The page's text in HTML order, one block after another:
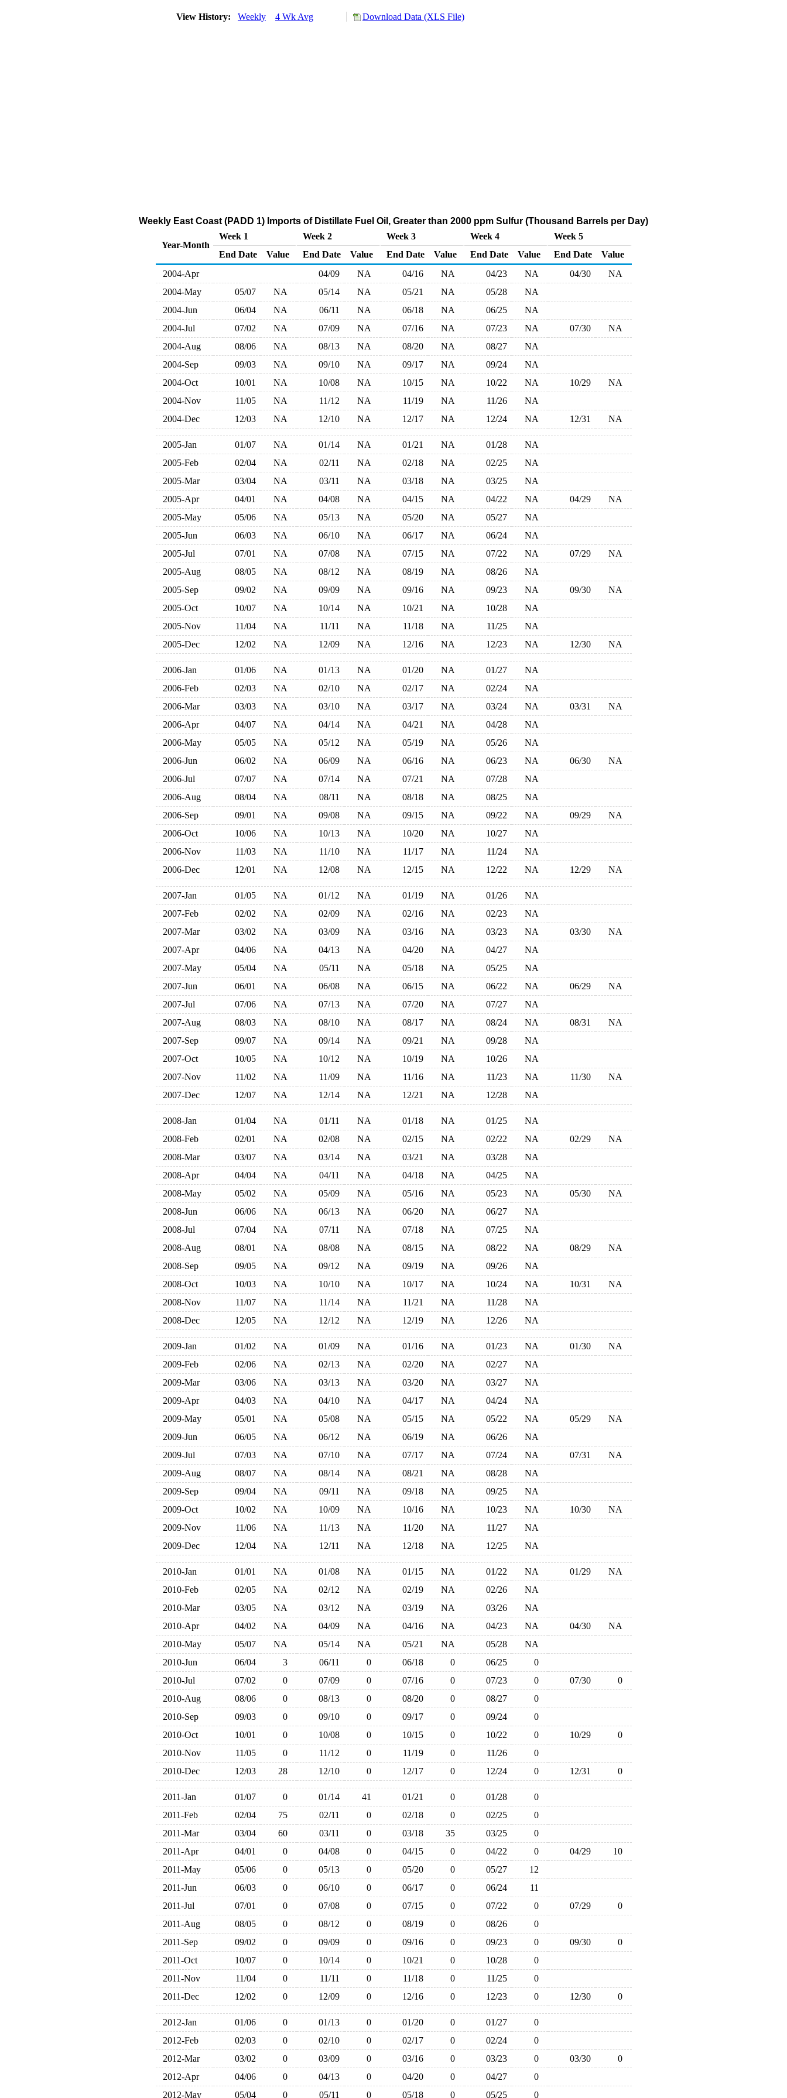
View History: Weekly 4 Wk Avg Download Data (XLS File)
Weekly East Coast (PADD 1) Imports of Distillate Fuel Oil, Greater than 2000 ppm Sulfur (Thousand Barrels per Day)
Year-Month
Week 1 Week 2 Week 3 Week 4
Week 5
End Date
Value End Date Value End Date Value End Date Value End Date
Value
2004-Apr
04/09 NA 04/16 NA 04/23 NA 04/30
NA
2004-May
05/07 NA 05/14 NA 05/21 NA 05/28
NA
2004-Jun
06/04 NA 06/11 NA 06/18 NA 06/25
NA
2004-Jul
07/02 NA 07/09 NA 07/16 NA 07/23 NA 07/30
NA
2004-Aug
08/06 NA 08/13 NA 08/20 NA 08/27
NA
2004-Sep
09/03 NA 09/10 NA 09/17 NA 09/24
NA
2004-Oct
10/01 NA 10/08 NA 10/15 NA 10/22 NA 10/29
NA
2004-Nov
11/05 NA 11/12 NA 11/19 NA 11/26
NA
2004-Dec
12/03 NA 12/10 NA 12/17 NA 12/24 NA 12/31 NA
2005-Jan 01/07 NA 01/14 NA 01/21 NA 01/28
NA
2005-Feb
02/04 NA 02/11 NA 02/18 NA 02/25
NA
2005-Mar
03/04 NA 03/11 NA 03/18 NA 03/25
NA
2005-Apr
04/01 NA 04/08 NA 04/15 NA 04/22 NA 04/29
NA
2005-May
05/06 NA 05/13 NA 05/20 NA 05/27
NA
2005-Jun
06/03 NA 06/10 NA 06/17 NA 06/24
NA
2005-Jul
07/01 NA 07/08 NA 07/15 NA 07/22 NA 07/29
NA
2005-Aug
08/05 NA 08/12 NA 08/19 NA 08/26
NA
2005-Sep
09/02 NA 09/09 NA 09/16 NA 09/23 NA 09/30
NA
2005-Oct
10/07 NA 10/14 NA 10/21 NA 10/28
NA
2005-Nov
11/04 NA 11/11 NA 11/18 NA 11/25
NA
2005-Dec
12/02 NA 12/09 NA 12/16 NA 12/23 NA 12/30 NA
2006-Jan 01/06 NA 01/13 NA 01/20 NA 01/27
NA
2006-Feb
02/03 NA 02/10 NA 02/17 NA 02/24
NA
2006-Mar
03/03 NA 03/10 NA 03/17 NA 03/24 NA 03/31
NA
2006-Apr
04/07 NA 04/14 NA 04/21 NA 04/28
NA
2006-May
05/05 NA 05/12 NA 05/19 NA 05/26
NA
2006-Jun
06/02 NA 06/09 NA 06/16 NA 06/23 NA 06/30
NA
2006-Jul
07/07 NA 07/14 NA 07/21 NA 07/28
NA
2006-Aug
08/04 NA 08/11 NA 08/18 NA 08/25
NA
2006-Sep
09/01 NA 09/08 NA 09/15 NA 09/22 NA 09/29
NA
2006-Oct
10/06 NA 10/13 NA 10/20 NA 10/27
NA
2006-Nov
11/03 NA 11/10 NA 11/17 NA 11/24
NA
2006-Dec
12/01 NA 12/08 NA 12/15 NA 12/22 NA 12/29 NA
2007-Jan 01/05 NA 01/12 NA 01/19 NA 01/26
NA
2007-Feb
02/02 NA 02/09 NA 02/16 NA 02/23
NA
2007-Mar
03/02 NA 03/09 NA 03/16 NA 03/23 NA 03/30
NA
2007-Apr
04/06 NA 04/13 NA 04/20 NA 04/27
NA
2007-May
05/04 NA 05/11 NA 05/18 NA 05/25
NA
2007-Jun
06/01 NA 06/08 NA 06/15 NA 06/22 NA 06/29
NA
2007-Jul
07/06 NA 07/13 NA 07/20 NA 07/27
NA
2007-Aug
08/03 NA 08/10 NA 08/17 NA 08/24 NA 08/31
NA
2007-Sep
09/07 NA 09/14 NA 09/21 NA 09/28
NA
2007-Oct
10/05 NA 10/12 NA 10/19 NA 10/26
NA
2007-Nov
11/02 NA 11/09 NA 11/16 NA 11/23 NA 11/30
NA
2007-Dec
12/07 NA 12/14 NA 12/21 NA 12/28 NA
2008-Jan 01/04 NA 01/11 NA 01/18 NA 01/25
NA
2008-Feb
02/01 NA 02/08 NA 02/15 NA 02/22 NA 02/29
NA
2008-Mar
03/07 NA 03/14 NA 03/21 NA 03/28
NA
2008-Apr
04/04 NA 04/11 NA 04/18 NA 04/25
NA
2008-May
05/02 NA 05/09 NA 05/16 NA 05/23 NA 05/30
NA
2008-Jun
06/06 NA 06/13 NA 06/20 NA 06/27
NA
2008-Jul
07/04 NA 07/11 NA 07/18 NA 07/25
NA
2008-Aug
08/01 NA 08/08 NA 08/15 NA 08/22 NA 08/29
NA
2008-Sep
09/05 NA 09/12 NA 09/19 NA 09/26
NA
2008-Oct
10/03 NA 10/10 NA 10/17 NA 10/24 NA 10/31
NA
2008-Nov
11/07 NA 11/14 NA 11/21 NA 11/28
NA
2008-Dec
12/05 NA 12/12 NA 12/19 NA 12/26 NA
2009-Jan 01/02 NA 01/09 NA 01/16 NA 01/23 NA 01/30
NA
2009-Feb
02/06 NA 02/13 NA 02/20 NA 02/27
NA
2009-Mar
03/06 NA 03/13 NA 03/20 NA 03/27
NA
2009-Apr
04/03 NA 04/10 NA 04/17 NA 04/24
NA
2009-May
05/01 NA 05/08 NA 05/15 NA 05/22 NA 05/29
NA
2009-Jun
06/05 NA 06/12 NA 06/19 NA 06/26
NA
2009-Jul
07/03 NA 07/10 NA 07/17 NA 07/24 NA 07/31
NA
2009-Aug
08/07 NA 08/14 NA 08/21 NA 08/28
NA
2009-Sep
09/04 NA 09/11 NA 09/18 NA 09/25
NA
2009-Oct
10/02 NA 10/09 NA 10/16 NA 10/23 NA 10/30
NA
2009-Nov
11/06 NA 11/13 NA 11/20 NA 11/27
NA
2009-Dec
12/04 NA 12/11 NA 12/18 NA 12/25 NA
2010-Jan 01/01 NA 01/08 NA 01/15 NA 01/22 NA 01/29
NA
2010-Feb
02/05 NA 02/12 NA 02/19 NA 02/26
NA
2010-Mar
03/05 NA 03/12 NA 03/19 NA 03/26
NA
2010-Apr
04/02 NA 04/09 NA 04/16 NA 04/23 NA 04/30
NA
2010-May
05/07 NA 05/14 NA 05/21 NA 05/28
NA
2010-Jun
06/04 3 06/11 0 06/18 0 06/25
0
2010-Jul
07/02 0 07/09 0 07/16 0 07/23 0 07/30
0
2010-Aug
08/06 0 08/13 0 08/20 0 08/27
0
2010-Sep
09/03 0 09/10 0 09/17 0 09/24
0
2010-Oct
10/01 0 10/08 0 10/15 0 10/22 0 10/29
0
2010-Nov
11/05 0 11/12 0 11/19 0 11/26
0
2010-Dec
12/03 28 12/10 0 12/17 0 12/24 0 12/31 0
2011-Jan 01/07 0 01/14 41 01/21 0 01/28
0
2011-Feb
02/04 75 02/11 0 02/18 0 02/25
0
2011-Mar
03/04 60 03/11 0 03/18 35 03/25
0
2011-Apr
04/01 0 04/08 0 04/15 0 04/22 0 04/29
10
2011-May
05/06 0 05/13 0 05/20 0 05/27
12
2011-Jun
06/03 0 06/10 0 06/17 0 06/24
11
2011-Jul
07/01 0 07/08 0 07/15 0 07/22 0 07/29
0
2011-Aug
08/05 0 08/12 0 08/19 0 08/26
0
2011-Sep
09/02 0 09/09 0 09/16 0 09/23 0 09/30
0
2011-Oct
10/07 0 10/14 0 10/21 0 10/28
0
2011-Nov
11/04 0 11/11 0 11/18 0 11/25
0
2011-Dec
12/02 0 12/09 0 12/16 0 12/23 0 12/30 0
2012-Jan 01/06 0 01/13 0 01/20 0 01/27
0
2012-Feb
02/03 0 02/10 0 02/17 0 02/24
0
2012-Mar
03/02 0 03/09 0 03/16 0 03/23 0 03/30
0
2012-Apr
04/06 0 04/13 0 04/20 0 04/27
0
2012-May
05/04 0 05/11 0 05/18 0 05/25 0